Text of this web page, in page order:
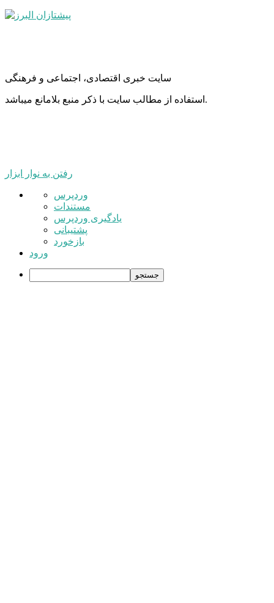
سایت خبری اقتصادی، اجتماعی و فرهنگی
استفاده از مطالب سایت با ذکر منبع بلامانع میباشد.
رفتن به نوار ابزار
درباره
وردپرس
وردپرس
مستندات
یادگیری وردپرس
پشتیبانی
بازخورد
ورود
جستجو